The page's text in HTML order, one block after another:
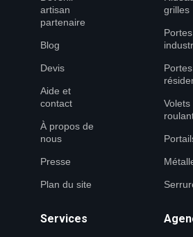
artisan
partenaire
Blog
Devis
Aide et
contact
À propos de
nous
Presse
Plan du site
grilles
Portes
Portes
Volets
Services